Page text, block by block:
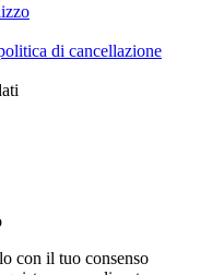
di cancellazione
con il tuo consenso